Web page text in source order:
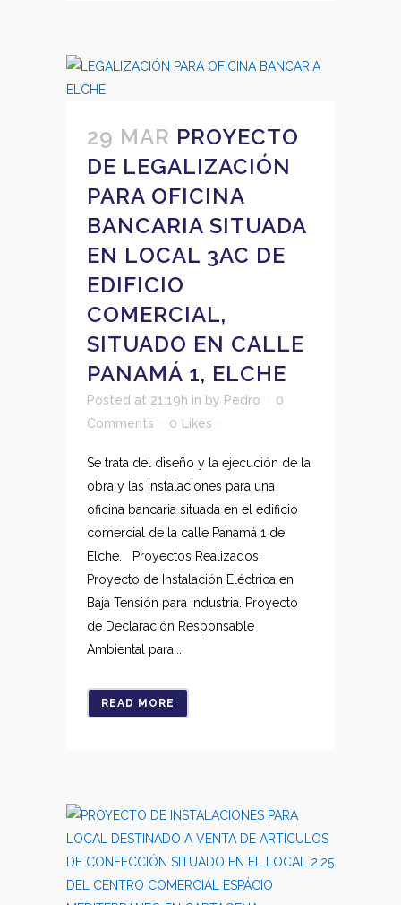
29 MAR PROYECTO
DE LEGALIZACIÓN
PARA OFICINA
BANCARIA SITUADA
EN LOCAL 3AC DE
EDIFICIO
COMERCIAL,
SITUADO EN CALLE
PANAMÁ 1, ELCHE
Posted at 21:19h in by Pedro
0
Comments
0 Likes
Se trata del diseño y la ejecución de la
obra y las instalaciones para una
oficina bancaria situada en el edificio
comercial de la calle Panamá 1 de
Elche. Proyectos Realizados:
Proyecto de Instalación Eléctrica en
Baja Tensión para Industria. Proyecto
de Declaración Responsable
Ambiental para...
READ MORE